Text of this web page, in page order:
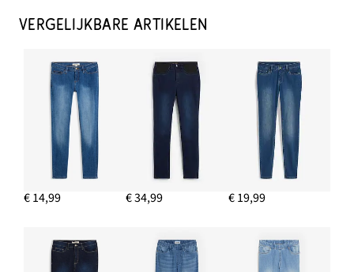
€ 17,99
Skinny stretch jeans mid waist
€ 28,99
IN WINKELMANDJE
Bootcut stretch jeans, high waist
€ 27,99
€ 12,99
VERGELIJKBARE ARTIKELEN
€ 14,99 € 34,99 € 19,99